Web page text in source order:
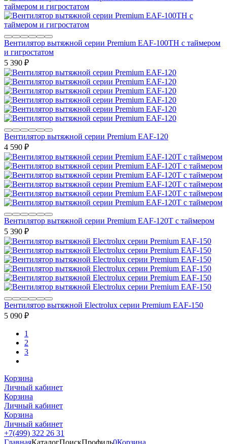
Вентилятор вытяжной серии Premium EAF-100TH с таймером
и гигростатом
5 390 ₽
Вентилятор вытяжной серии Premium EAF-120
4 590 ₽
Вентилятор вытяжной серии Premium EAF-120T с таймером
5 390 ₽
Вентилятор вытяжной Electrolux серии Premium EAF-150
5 090 ₽
1
2
3
Корзина
Личный кабинет
Корзина
Личный кабинет
Корзина
Личный кабинет
+7(499) 322 26 31
ГлавнаяКаталогПоискПрофиль0Корзина